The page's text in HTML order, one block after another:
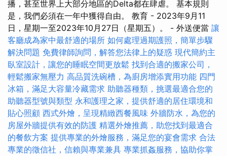
播，甚至世界上大部分地區的Delta都在肆虐。 基本規則
是，我們必須在一年中獲得自由。 教育 - 2023年9月11
日，星期一至2023年10月27日（星期五）。 - 外送便當 讓
客廳成為家中最舒適的場所 如何處理過期護照，簡單步驟
解決問題 免費律師詢問，解答您法律上的疑惑 現代簡約主
臥室設計，讓您的睡眠空間更放鬆 找到合適的搬家公司，
輕鬆搬家無壓力 高品質洗碗槽，為廚房增添實用功能 四門
冰箱，滿足大容量冷藏需求 助聽器種類，挑選最適合您的
助聽器型號與類型 永和護理之家，提供舒適的居住環境和
貼心照顧 西式外燴，呈現精緻西餐風味 外牆防水，為您的
房屋外牆提供有效的防護 精選外燴推薦，助您找到最適合
的餐飲方案 提供專業的外燴服務，滿足您的宴會需求 合法
專業的徵信社，信賴與專業兼具 專業抓姦服務，協助你掌